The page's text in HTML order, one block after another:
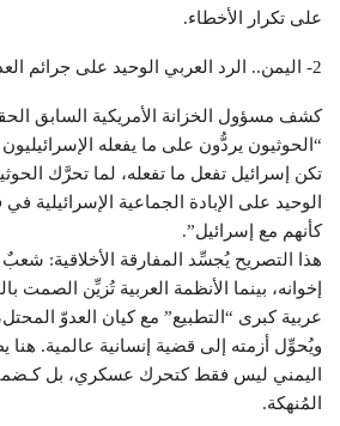
على تكرار الأخطاء.
2- اليمن.. الرد العربي الوحيد على جرائم العدوّ الإسرائيلي
كشف مسؤول الخزانة الأمريكية السابق
“الحوثيون يردُّون على ما يفعله
تكن إسرائيل تفعل ما تفعله، لما تحرَّك
الوحيد على الإبادة الجماعية
كأنهم مع إسرائيل”.
هذا التصريح يُجسِّد المفارقة الأخلاقية:
إخوانه، بينما الأنظمة العربية تُزيِّن الصمت
عربية كبرى “التطبيع” مع كيان العدوّ
ويُحوِّل أزمته إلى قضية إنسانية عالمية. هنا
اليمني ليس فقط كتحرك عسكري، بل
المُنهكة.